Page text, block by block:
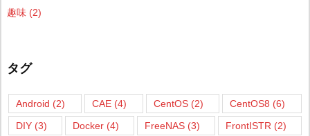
趣味 (2)
タグ
Android (2) CAE(4) CentOS(2) CentOS8 (6)
DIY (3) Docker (4) FreeNAS (3) FrontISTR (2)